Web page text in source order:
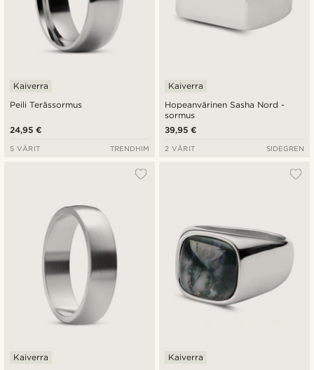
Peili Terässormus
Kaiverra
24,95 €
5 VÄRIT TRENDHIM
Hopeanvärinen Sasha Nord -
sormus
Kaiverra
39,95 €
2 VÄRIT SIDEGREN
Kaiverra Kaiverra